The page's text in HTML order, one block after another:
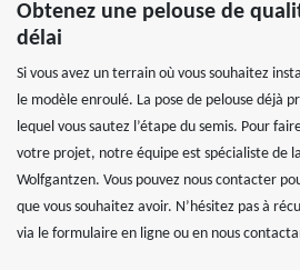
Obtenez une pelouse de
délai
Si vous avez un terrain où vous souhaitez
le modèle enroulé. La pose de pelouse déjà
lequel vous sautez l’étape du semis. Pour
votre projet, notre équipe est spécialiste de
Wolfgantzen. Vous pouvez nous contacter
que vous souhaitez avoir. N’hésitez pas à
via le formulaire en ligne ou en nous